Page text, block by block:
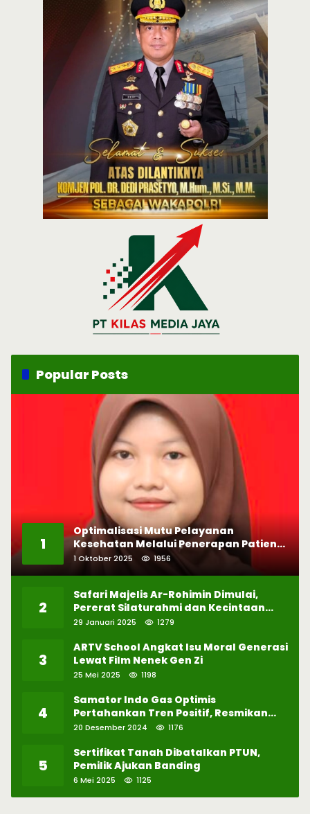
Popular Posts
1
Optimalisasi Mutu Pelayanan
Kesehatan Melalui Penerapan Patient
Safety
1 Oktober 2025 1956
2
Safari Majelis Ar-Rohimin Dimulai,
Pererat Silaturahmi dan Kecintaan
pada Selawat
29 Januari 2025 1279
3
ARTV School Angkat Isu Moral Generasi
Lewat Film Nenek Gen Zi
25 Mei 2025 1198
4
Samator Indo Gas Optimis
Pertahankan Tren Positif, Resmikan
Pabrik Hidrogen ke-57 di Batam
20 Desember 2024 1176
5
Sertifikat Tanah Dibatalkan PTUN,
Pemilik Ajukan Banding
6 Mei 2025 1125